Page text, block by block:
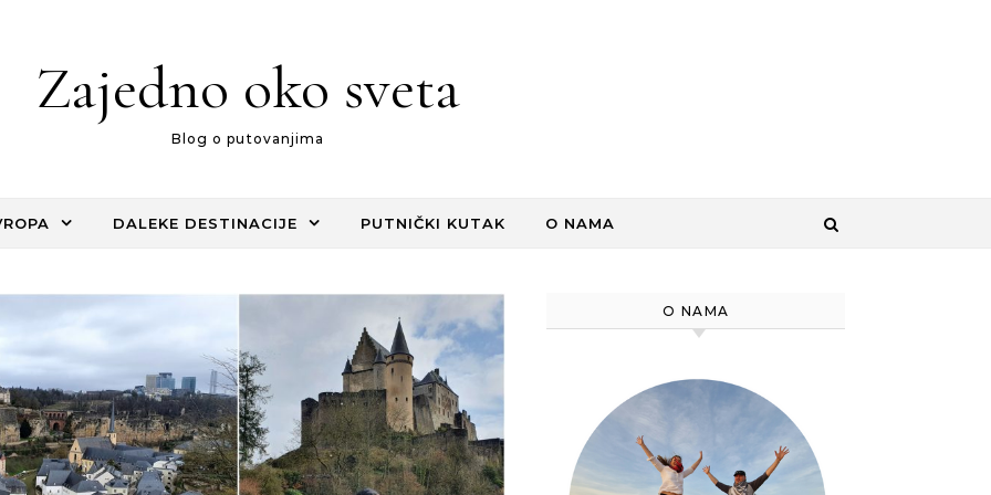
Zajedno oko sveta
Blog o putovanjima
DALEKE DESTINACIJE PUTNIČKI KUTAK O NAMA
O NAMA